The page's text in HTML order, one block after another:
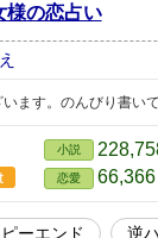
様の恋占い
ます。のんびり書いて
小説
恋愛 66,366
ーエンド
逆